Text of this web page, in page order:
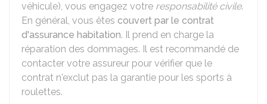
véhicule), vous engagez votre responsabilité civile.
En général, vous êtes couvert par le contrat
d'assurance habitation. Il prend en charge la
réparation des dommages. Il est recommandé de
contacter votre assureur pour vérifier que le
contrat n'exclut pas la garantie pour les sports à
roulettes.